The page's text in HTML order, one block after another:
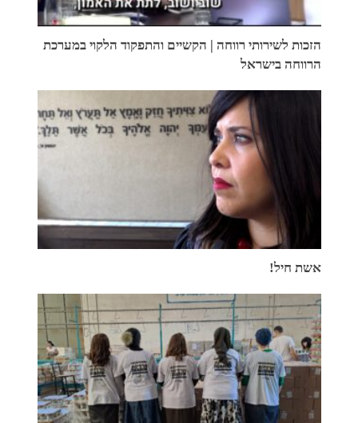
הזכות לשירותי רווחה | הקשיים והתפקוד הלקוי במערכת
הרווחה בישראל
אשת חיל!